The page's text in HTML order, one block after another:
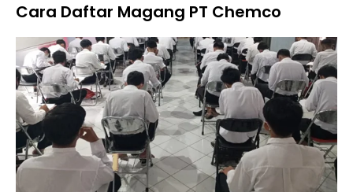
Cara Daftar Magang PT Chemco